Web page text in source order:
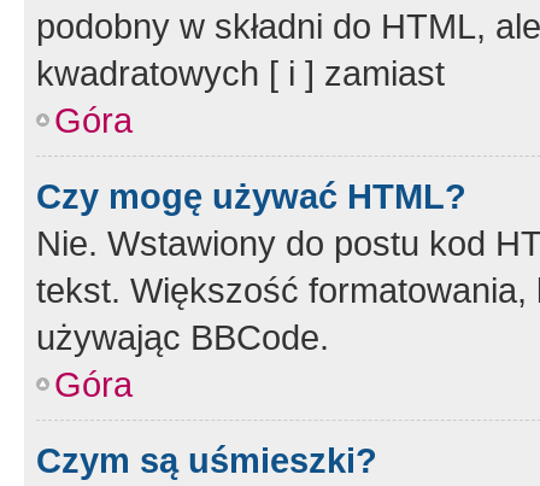
podobny w składni do HTML,
kwadratowych [ i ] zamiast
Góra
Czy mogę używać HTML?
Nie. Wstawiony do postu kod
tekst. Większość
używając BBCode.
Góra
Czym są uśmieszki?